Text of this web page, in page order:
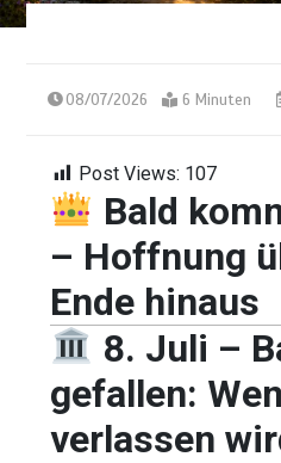
08/07/2026 6 Minuten
Post Views: 107
Bald
– Hoffnung
Ende hinaus
8. Juli –
gefallen:
verlassen